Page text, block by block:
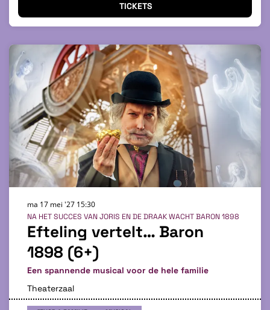
TICKETS
Efteling vertelt… Baron
1898 (6+)
Een spannende musical voor de hele familie
NA HET SUCCES VAN JORIS EN DE DRAAK WACHT BARON 1898
ma 17 mei '27 15:30
Theaterzaal